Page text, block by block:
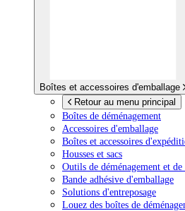
Boîtes et accessoires d'emballage
Retour au menu principal
Boîtes de déménagement
Accessoires d'emballage
Boîtes et accessoires
Housses et sacs
Outils de déménagement et
Bande adhésive d'emballage
Solutions d'entreposage
Louez des boîtes de